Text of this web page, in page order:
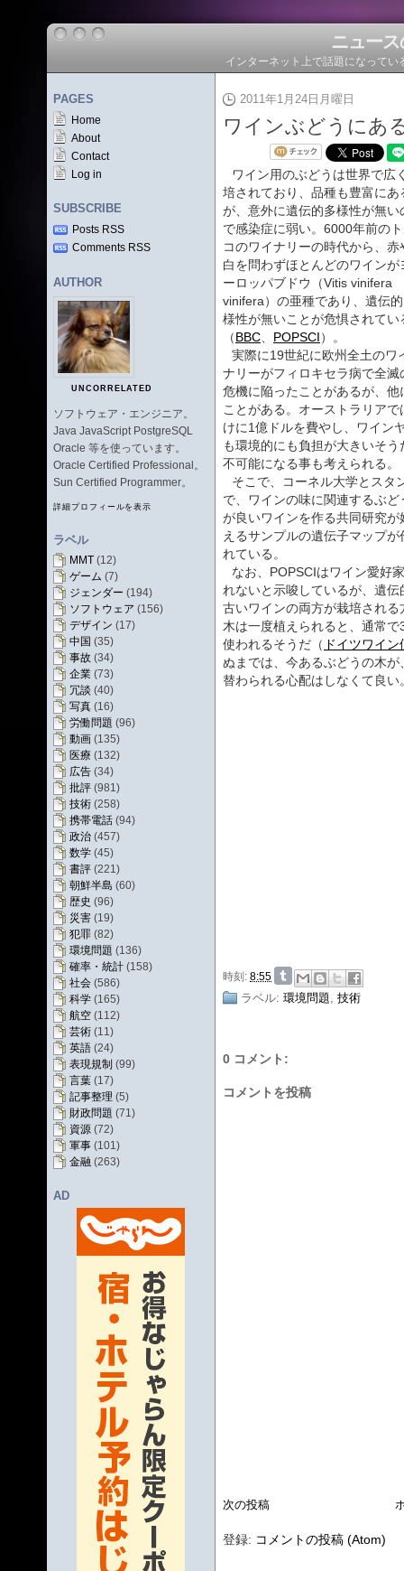
ニュー
インターネット上で話題になって
PAGES
Home
About
Contact
Log in
SUBSCRIBE
Posts RSS
Comments RSS
AUTHOR
UNCORRELATED
ソフトウェア・エンジニア。
Java JavaScript PostgreSQL
Oracle 等を使っています。
Oracle Certified Professional。
Sun Certified Programmer。
詳細プロフィールを表示
ラベル
MMT (12)
ゲーム (7)
ジェンダー (194)
ソフトウェア (156)
デザイン (17)
中国 (35)
事故 (34)
企業 (73)
冗談 (40)
写真 (16)
労働問題 (96)
動画 (135)
医療 (132)
広告 (34)
批評 (981)
技術 (258)
携帯電話 (94)
政治 (457)
数学 (45)
書評 (221)
朝鮮半島 (60)
歴史 (96)
災害 (19)
犯罪 (82)
環境問題 (136)
確率・統計 (158)
社会 (586)
科学 (165)
航空 (112)
芸術 (11)
英語 (24)
表現規制 (99)
言葉 (17)
記事整理 (5)
財政問題 (71)
資源 (72)
軍事 (101)
金融 (263)
AD
2011年1月24日月曜日
ワインぶどうにあ
ワイン用のぶどうは世界で広
培されており、品種も豊富にあ
が、意外に遺伝的多様性が無い
で感染症に弱い。6000年前の
コのワイナリーの時代から、赤
白を問わずほとんどのワインが
ーロッパブドウ（Vitis vinifera
vinifera）の亜種であり、遺伝
様性が無いことが危惧されてい
（BBC POPSCI）。
実際に19世紀に欧州全土のワ
ナリーがフィロキセラ病で全滅
危機に陥ったことがあるが、
ことがある。オーストラリア
けに1億ドルを費やし、ワイン
も環境的にも負担が大きいそ
不可能になる事も考えられる。
そこで、コーネル大学とスタ
で、ワインの味に関連するぶ
が良いワインを作る共同研究
えるサンプルの遺伝子マップ
れている。
なお、POPSCIはワイン愛好
れないと示唆しているが、遺
古いワインの両方が栽培され
木は一度植えられると、通常
使われるそうだ（ ドイツワイン
ぬまでは、今あるぶどうの木
替わられる心配はしなくて良い
時刻: 8:55
ラベル: 環境問題 技術
0 コメント:
コメントを投稿
次の投稿
登録: コメントの投稿 (Atom)